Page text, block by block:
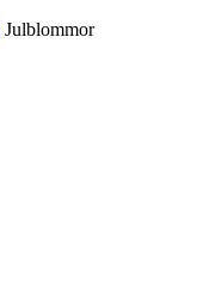
Julblommor